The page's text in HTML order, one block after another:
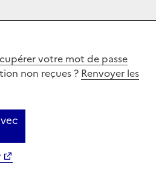
votre mot de passe
non reçues ? Renvoyer les